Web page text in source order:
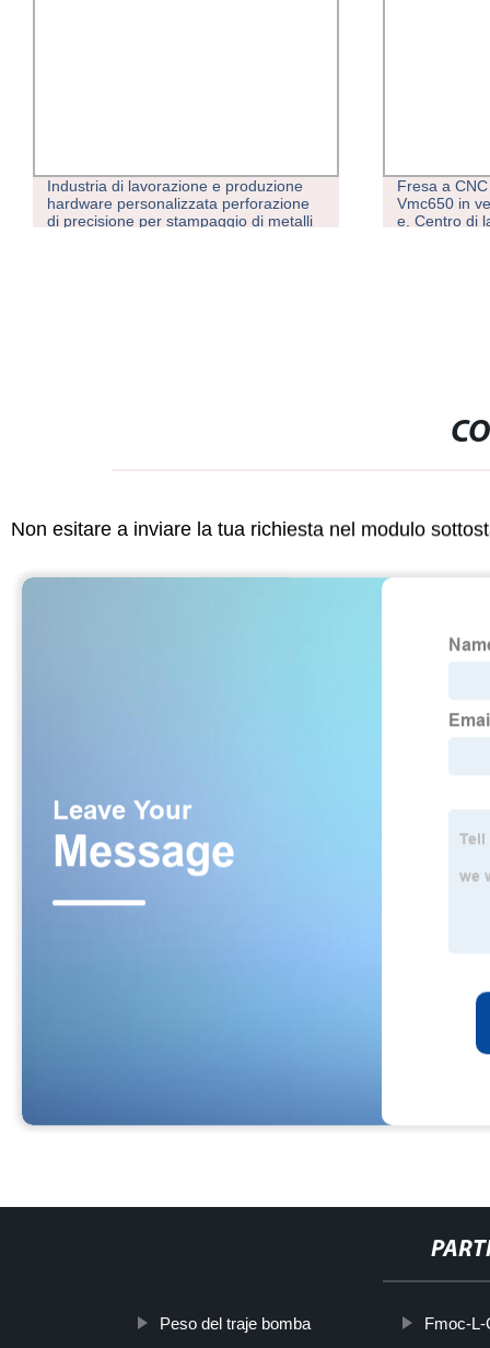
Fresa a CNC ad alta precisione
Vmc650 in vendita a caldo per foratura
e. Centro di lavorazione del tipo con
Tornio
precisione,
Tornio
Non esitare a inviare la tua richiesta nel modulo
Peso del traje bomba Fmoc-